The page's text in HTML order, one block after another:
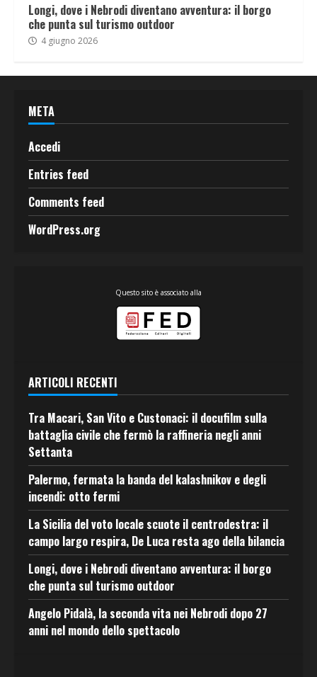
Longi, dove i Nebrodi diventano avventura: il borgo
che punta sul turismo outdoor
4 giugno 2026
META
Accedi
Entries feed
Comments feed
WordPress.org
Questo sito è associato alla
ARTICOLI RECENTI
Tra Macari, San Vito e Custonaci: il docufilm sulla
battaglia civile che fermò la raffineria negli anni
Settanta
Palermo, fermata la banda del kalashnikov e degli
incendi: otto fermi
La Sicilia del voto locale scuote il centrodestra: il
campo largo respira, De Luca resta ago della bilancia
Longi, dove i Nebrodi diventano avventura: il borgo
che punta sul turismo outdoor
Angelo Pidalà, la seconda vita nei Nebrodi dopo 27
anni nel mondo dello spettacolo